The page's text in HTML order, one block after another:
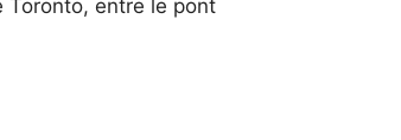
entre le pont